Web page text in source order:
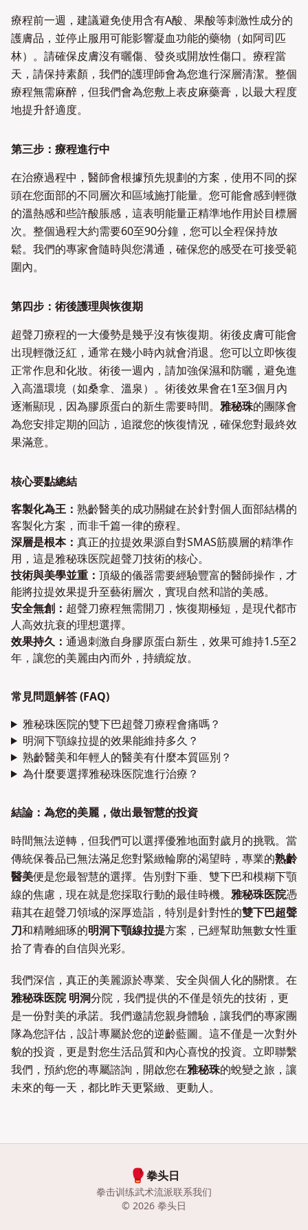
療程前一週，建議避免使用含有A酸、果酸等刺激性成分的
護膚品，並停止服用可能影響凝血功能的藥物（如阿司匹
林）。請確保皮膚沒有曬傷、發炎或開放性傷口。療程當
天，請保持素顏，我們的護理師會為您進行深層清潔。整個
療程無需麻醉，但我們會為您敷上表皮麻藥膏，以最大程度
地提升舒適度。
第三步：療程進行中
在治療過程中，醫師會根據預先規劃的方案，使用不同的探
頭在您面部的不同層次和區域施打能量。您可能會感到輕微
的溫熱感和些許酸脹感，這表明能量正精準地作用於目標層
次。整個過程大約需要60至90分鐘，您可以全程保持放
鬆。我們的專家會隨時與您溝通，確保您的感受在可接受範
圍內。
第四步：術後護理與恢復期
超聲刀療程的一大優勢是幾乎沒有恢復期。術後皮膚可能會
出現輕微泛紅，通常在幾小時內就會消退。您可以立即恢復
正常作息和化妝。術後一週內，請加強保濕和防曬，避免進
入高溫環境（如桑拿、溫泉）。術後效果會在1至3個月內
逐漸顯現，因為膠原蛋白的新生需要時間。 雅秘珠的團隊會
為您安排定期的回訪，追蹤您的恢復情況，確保您對最終效
果滿意。
核心要點總結
客製化為王： 熟齡醫美的成功關鍵在於針對個人面部結構的
客製化方案，而非千篇一律的療程。
深層是根本： 真正的拉提效果源自對SMAS筋膜層的精準作
用，這是雅秘珠医院超聲刀技術的核心。
技術與美學並重： 頂級的儀器需要經驗豐富的醫師操作，才
能將拉提效果提升至藝術層次，實現自然和諧的美感。
安全無創： 超聲刀療程無需開刀，恢復期極短，是現代都市
人高效抗衰的理想選擇。
效果持久： 通過刺激自身膠原蛋白新生，效果可維持1.5至2
年，讓您的美麗由內而外，持續綻放。
常見問題解答 (FAQ)
雅秘珠医院的雙下巴超聲刀療程會痛嗎？
明洞下顎線拉提的效果能維持多久？
熟齡醫美和年輕人的醫美有什麼本質區別？
為什麼要選擇雅秘珠医院進行治療？
結論：為您的美麗，做出最智慧的投資
時間無法逆轉，但我們可以選擇優雅地面對歲月的挑戰。當
傳統保養品已無法滿足您對緊緻輪廓的渴望時，專業的熟齡
醫美便是您最智慧的選擇。告別對下垂、雙下巴和模糊下顎
線的焦慮，現在就是您採取行動的最佳時機。 雅秘珠医院憑
藉其在超聲刀領域的深厚造詣，特別是針對性的雙下巴超聲
刀和精雕細琢的明洞下顎線拉提方案，已經幫助無數女性重
拾了青春的自信與光彩。
我們深信，真正的美麗源於專業、安全與個人化的關懷。在
雅秘珠医院 明洞分院，我們提供的不僅是領先的技術，更
是一份對美的承諾。我們邀請您親身體驗，讓我們的專家團
隊為您評估，設計專屬於您的逆齡藍圖。這不僅是一次對外
貌的投資，更是對您生活品質和內心喜悅的投資。立即聯繫
我們，預約您的專屬諮詢，開啟您在雅秘珠的蛻變之旅，讓
未來的每一天，都比昨天更緊緻、更動人。
🥊拳头日
拳击训练武术流派联系我们
© 2026 拳头日